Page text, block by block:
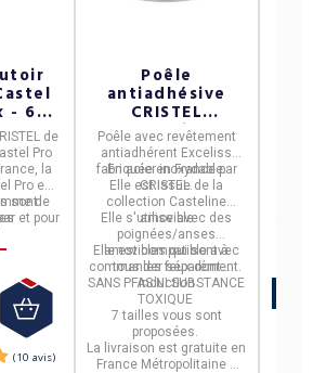
- 6
de
Pro
la
Pro est
de
et pour
sont
Poêle
antiadhésive
CRISTEL
Casteline
amovible - 7
tailles
Poêle avec revêtement
antiadhérent Exceliss
fabriquée enFrancepar
CRISTEL.
Enacier inoxydable.
Elle estissue de la
collection Casteline
amovible
Elle s'utilise avec des
poignées/anses
amovibles qui sont à
commander séparément.
Elle est compatible avec
tous les feux dont
induction
SANS PFAS NI SUBSTANCE
TOXIQUE
7 tailles vous sont
proposées.
La livraison est gratuite en
France Métropolitaine à